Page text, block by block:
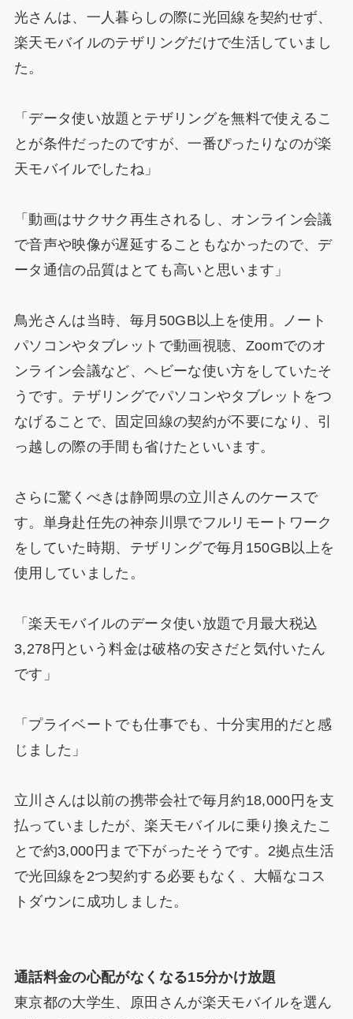
光さんは、一人暮らしの際に光回線を契約せず、
楽天モバイルのテザリングだけで生活していまし
た。
「データ使い放題とテザリングを無料で使えるこ
とが条件だったのですが、一番ぴったりなのが楽
天モバイルでしたね」
「動画はサクサク再生されるし、オンライン会議
で音声や映像が遅延することもなかったので、デ
ータ通信の品質はとても高いと思います」
鳥光さんは当時、毎月50GB以上を使用。ノート
パソコンやタブレットで動画視聴、Zoomでのオ
ンライン会議など、ヘビーな使い方をしていたそ
うです。テザリングでパソコンやタブレットをつ
なげることで、固定回線の契約が不要になり、引
っ越しの際の手間も省けたといいます。
さらに驚くべきは静岡県の立川さんのケースで
す。単身赴任先の神奈川県でフルリモートワーク
をしていた時期、テザリングで毎月150GB以上を
使用していました。
「楽天モバイルのデータ使い放題で月最大税込
3,278円という料金は破格の安さだと気付いたん
です」
「プライベートでも仕事でも、十分実用的だと感
じました」
立川さんは以前の携帯会社で毎月約18,000円を支
払っていましたが、楽天モバイルに乗り換えたこ
とで約3,000円まで下がったそうです。2拠点生活
で光回線を2つ契約する必要もなく、大幅なコス
トダウンに成功しました。
通話料金の心配がなくなる15分かけ放題
東京都の大学生、原田さんが楽天モバイルを選ん